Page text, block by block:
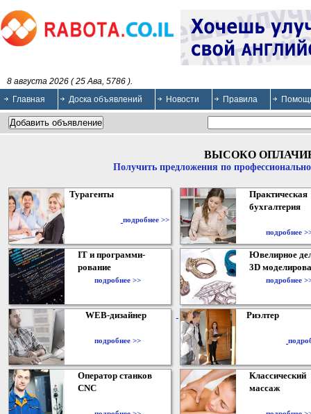
8 августа 2026 ( 25 Ава, 5786 ).
Главная
Доска объявлений Новости Правила
ВЫСОКО
Получить предложения по
Турагенты
подробнее >>
Практическая
бухгалтерия
подробнее
IT и программи-
рование
подробнее >>
Ювелирное
3D
подробнее
WEB-дизайнер
подробнее >>
Риэлтер
Оператор станков
CNC
Классический
массаж